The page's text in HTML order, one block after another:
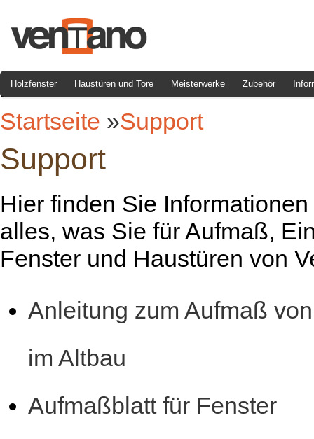
Holzfenster Haustüren und Tore Meisterwerke Zubehör
Startseite »Support
Support
Hier finden Sie
alles, was Sie für Aufmaß,
Fenster und Haustüren von
Anleitung zum Aufmaß
im Altbau
Aufmaßblatt für Fenster